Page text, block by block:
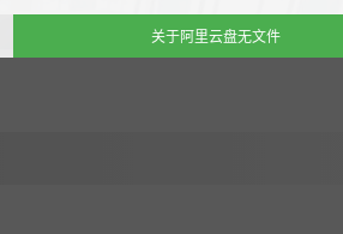
关于阿里云盘无文件